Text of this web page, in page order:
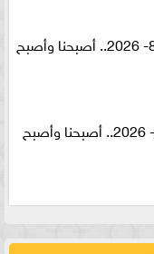
أذكار الصباح الثلاثاء 4-8- 2026.. أصبحنا وأصبح
أذكار الصباح الأحد 2-8- 2026.. أصبحنا وأصبح